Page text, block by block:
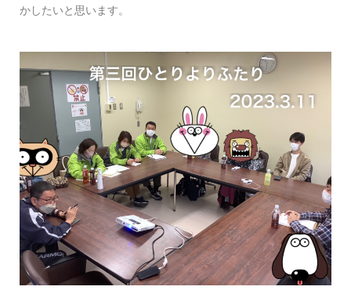
かしたいと思います。